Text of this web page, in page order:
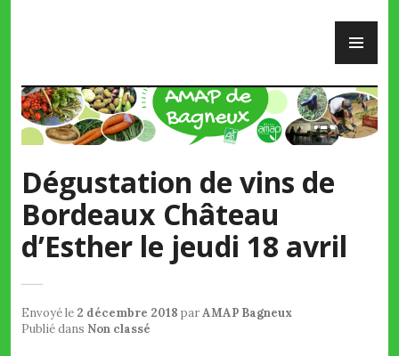
Dégustation de vins de
Bordeaux Château
d’Esther le jeudi 18 avril
Envoyé le 2 décembre 2018 parAMAP Bagneux
Publié dans Non classé